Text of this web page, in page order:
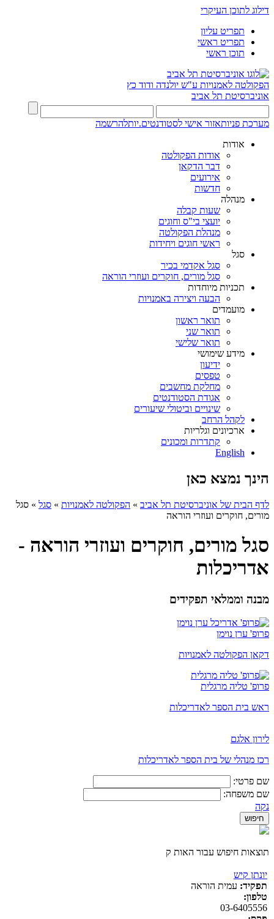
דילוג לתוכן העיקרי
תפריט עליון
תפריט ראשי
תוכן ראשי
הפקולטה לאמנויות ע"ש יולנדה ודוד כץ
אוניברסיטת תל אביב
מערכת פניותאזור אישי לסטודנטים.יותלהרשמה
אודות
אודות הפקולטה
דבר הדקאן
אירועים
חדשות
מנהלה
שעות קבלה
יועצי בי"ס וחוגים
מנהלת הפקולטה
ראשי חוגים ויחידות
סגל
סגל אקדמי בכיר
סגל מורים, חוקרים ועוזרי הוראה
תכניות מיוחדות
הבעה ויצירה באמנויות
מועמדים
תואר ראשון
תואר שני
תואר שלישי
מידע שימושי
ידיעון
טפסים
מחלקת מחשבים
אגודת הסטודנטים
שינויים וביטולי שיעורים
לקהל הרחב
ארכיונים וגלריות
קתדרות ומכונים
English
הינך נמצא כאן
לדף הבית של אוניברסיטת תל אביב » הפקולטה לאמנויות » סגל » סגל
מורים, חוקרים ועוזרי הוראה
סגל מורים, חוקרים ועוזרי הוראה -
אדריכלות
מבנה וממלאי תפקידים
פרופ' ערן נוימן
דקאן הפקולטה לאמנויות
פרופ' טליה מרגלית
ראש בית הספר לאדריכלות
לירון אלגם
רכז מנהלי של בית הספר לאדריכלות
שם פרטי:
שם משפחה:
נקה
תוצאות חיפוש עבור האות ק
יונתן קיש
תפקיד: עמית הוראה
טלפון:
03-6405556